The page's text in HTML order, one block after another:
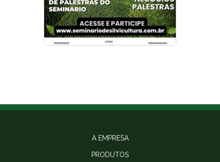
A EMPRESA
PRODUTOS